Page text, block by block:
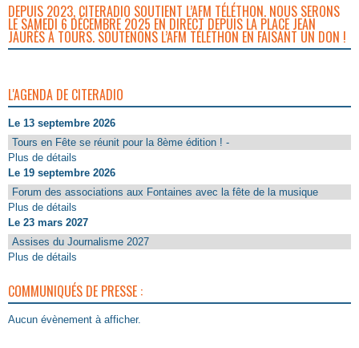
DEPUIS 2023, CITERADIO SOUTIENT L’AFM TÉLÉTHON. NOUS SERONS
LE SAMEDI 6 DÉCEMBRE 2025 EN DIRECT DEPUIS LA PLACE JEAN
JAURÈS À TOURS. SOUTENONS L’AFM TÉLÉTHON EN FAISANT UN DON !
L'AGENDA DE CITERADIO
Le 13 septembre 2026
Tours en Fête se réunit pour la 8ème édition ! -
Plus de détails
Le 19 septembre 2026
Forum des associations aux Fontaines avec la fête de la musique
Plus de détails
Le 23 mars 2027
Assises du Journalisme 2027
Plus de détails
COMMUNIQUÉS DE PRESSE :
Aucun évènement à afficher.